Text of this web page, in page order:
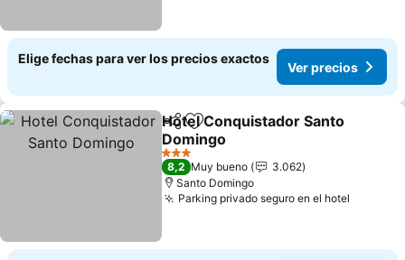
Elige fechas para ver los precios exactos
Ver precios
CompartirAgregar a favoritos
Hotel Conquistador Santo
Domingo
3 Estrellas
8,2 Muy bueno
3.062
Santo Domingo
Parking privado seguro en el hotel